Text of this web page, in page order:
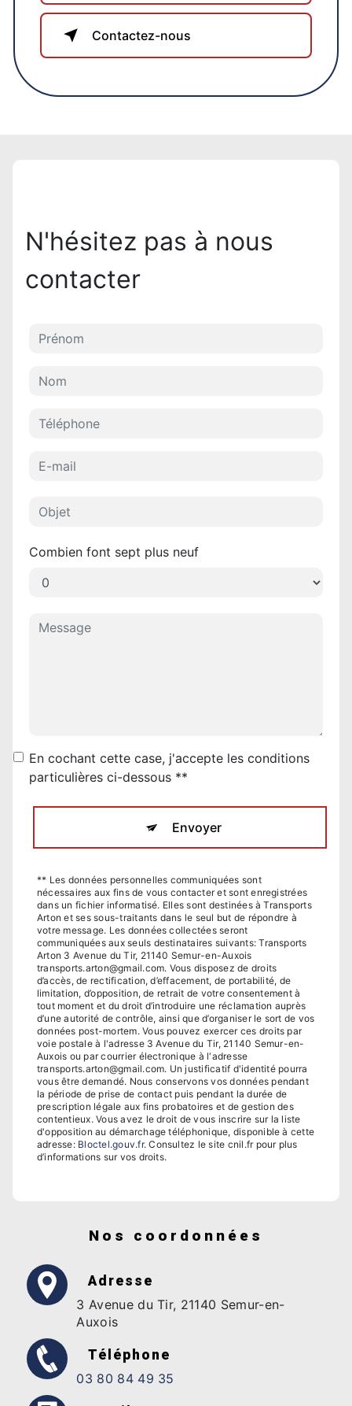
Contactez-nous
N'hésitez pas à nous
contacter
Combien font sept plus neuf
En cochant cette case, j'accepte les conditions
particulières ci-dessous **
Envoyer
** Les données personnelles communiquées sont
nécessaires aux fins de vous contacter et sont enregistrées
dans un fichier informatisé. Elles sont destinées à Transports
Arton et ses sous-traitants dans le seul but de répondre à
votre message. Les données collectées seront
communiquées aux seuls destinataires suivants: Transports
Arton 3 Avenue du Tir, 21140 Semur-en-Auxois
transports.arton@gmail.com. Vous disposez de droits
d’accès, de rectification, d’effacement, de portabilité, de
limitation, d’opposition, de retrait de votre consentement à
tout moment et du droit d’introduire une réclamation auprès
d’une autorité de contrôle, ainsi que d’organiser le sort de vos
données post-mortem. Vous pouvez exercer ces droits par
voie postale à l'adresse 3 Avenue du Tir, 21140 Semur-en-
Auxois ou par courrier électronique à l'adresse
transports.arton@gmail.com. Un justificatif d'identité pourra
vous être demandé. Nous conservons vos données pendant
la période de prise de contact puis pendant la durée de
prescription légale aux fins probatoires et de gestion des
contentieux. Vous avez le droit de vous inscrire sur la liste
d'opposition au démarchage téléphonique, disponible à cette
adresse: Bloctel.gouv.fr. Consultez le site cnil.fr pour plus
d’informations sur vos droits.
Nos coordonnées
Adresse
3 Avenue du Tir, 21140 Semur-en-
Auxois
Téléphone
03 80 84 49 35